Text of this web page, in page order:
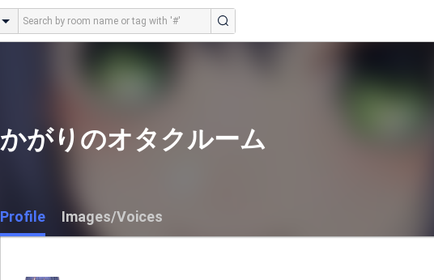
かがりのオタクルーム
Profile Images/Voices